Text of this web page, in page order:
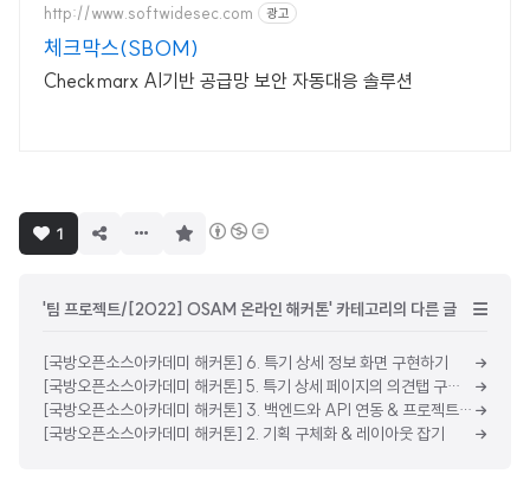
http://www.softwidesec.com 광고
체크막스(SBOM)
Checkmarx AI기반 공급망 보안 자동대응 솔루션
1
'팀 프로젝트/[2022] OSAM 온라인 해커톤' 카테고리의 다른 글
[국방오픈소스아카데미 해커톤] 6. 특기 상세 정보 화면 구현하기
[국방오픈소스아카데미 해커톤] 5. 특기 상세 페이지의 의견탭 구현하기 & 로그인 구현하기
[국방오픈소스아카데미 해커톤] 3. 백엔드와 API 연동 & 프로젝트 아키텍쳐 의논
[국방오픈소스아카데미 해커톤] 2. 기획 구체화 & 레이아웃 잡기